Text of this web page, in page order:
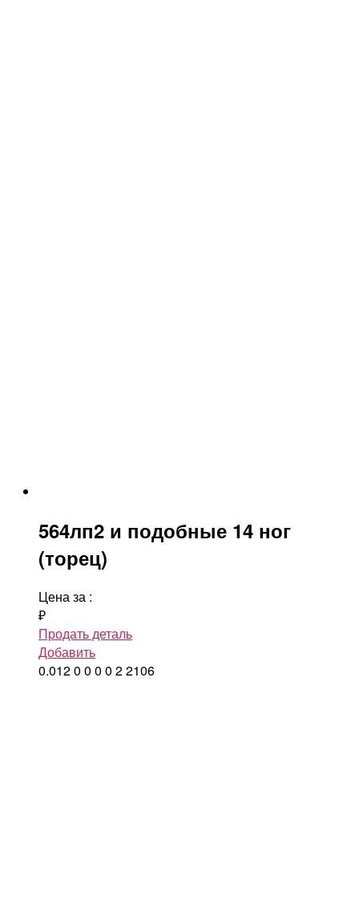
564лп2 и подобные 14 ног
(торец)
Цена за :
₽
Продать деталь
Добавить
0.0120 0 0 0 22106